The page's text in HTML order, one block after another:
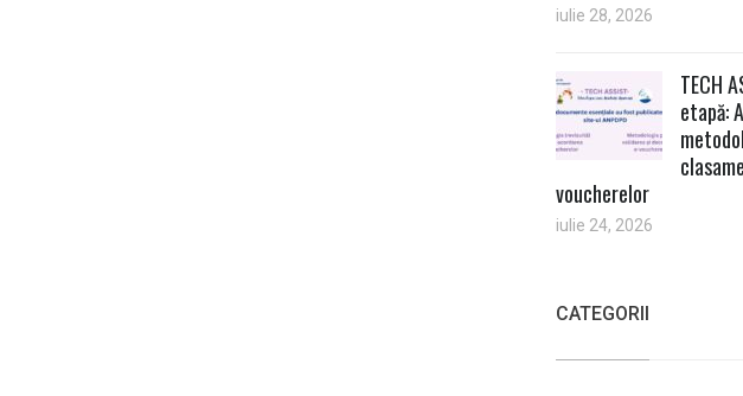
iulie 28, 2026
TECH
etapă:
voucherelor
iulie 24, 2026
CATEGORII